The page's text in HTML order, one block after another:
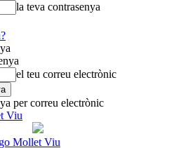
la teva contrasenya
el teu correu electrònic
per correu electrònic
Viu